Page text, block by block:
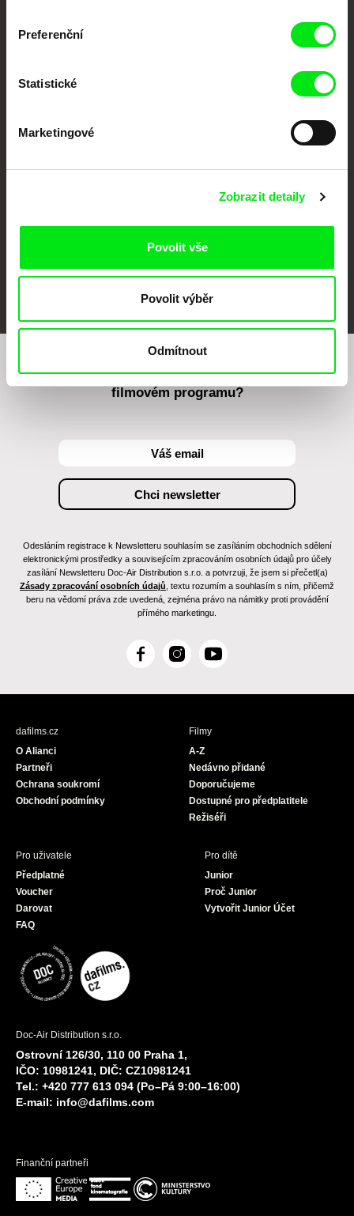
Preferenční
Statistické
Marketingové
Zobrazit detaily
Povolit vše
Povolit výběr
Odmítnout
DOK Leipzig
FIDMarseille MFDF Ji.hlava Visions du Réel
Chcete být pravidelně informováni o našem
filmovém programu?
Odesláním registrace k Newsletteru souhlasím se zasíláním obchodních sdělení
elektronickými prostředky a souvisejícím zpracováním osobních údajů pro účely
zasílání Newsletteru Doc-Air Distribution s.r.o. a potvrzuji, že jsem si přečetl(a)
Zásady zpracování osobních údajů , textu rozumím a souhlasím s ním, přičemž
beru na vědomí práva zde uvedená, zejména právo na námitky proti provádění
přímého marketingu.
F
c
I
s
Y
u
dafilms.cz
O Alianci
Partneři
Ochrana soukromí
Obchodní podmínky
Filmy
A-Z
Nedávno přidané
Doporučujeme
Dostupné pro předplatitele
Režiséři
Pro uživatele
Předplatné
Voucher
Darovat
FAQ
Pro dítě
Junior
Proč Junior
Vytvořit Junior Účet
Doc-Air Distribution s.r.o.
Ostrovní 126/30, 110 00 Praha 1,
IČO: 10981241, DIČ: CZ10981241
Tel.: +420 777 613 094 (Po–Pá 9:00–16:00)
E-mail: info@dafilms.com
Finanční partneři